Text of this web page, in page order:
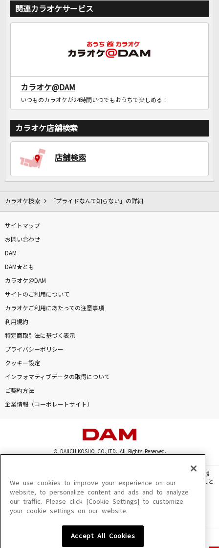
関連カラオケサービス
カラオケ@DAM
いつものカラオケが24時間いつでもおうちで楽しめる！
カラオケ店舗検索
店舗検索
カラオケ検索 「プライドなんて知らない」の詳細
サイトマップ
お問い合わせ
DAM
DAM★とも
カラオケ＠DAM
サイトのご利用について
カラオケご利用にあたっての注意事項
利用規約
特定商取引法に基づく表示
プライバシーポリシー
クッキー設定
インフォマティブデータの取得について
ご契約方法
企業情報（コーポレートサイト）
© DAIICHIKOSHO CO.,LTD. All Rights Reserved.
このサイトに掲載されている一切の文章・画像・写真・動画・音声等を、手段や形態
を問わず、著作権法の定める範囲を超えて無断で複製、転載、ファイル化などすること
を禁じます。
楽曲及びコンテンツは、機種によりご利用いただけない場合があります。
楽曲及びコンテンツの配信日、配信内容が変更になる場合があります。
We use cookies to improve your experience on our
website, to personalize content and ads and to analyze
our traffic. Please click [Cookie Settings] to customize
your cookie settings on our website.
Accept All Cookies